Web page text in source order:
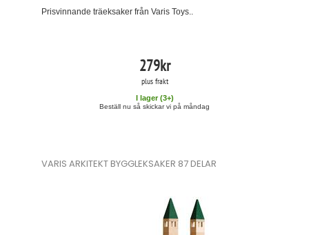
Prisvinnande träeksaker från Varis Toys..
279kr
plus frakt
I lager (3+)
Beställ nu så skickar vi på måndag
VARIS ARKITEKT BYGGLEKSAKER 87 DELAR